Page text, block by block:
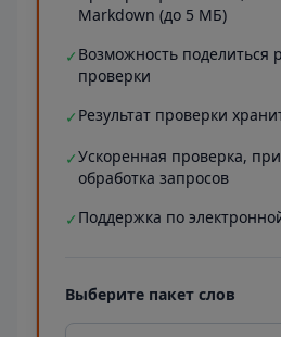
Markdown (до 5 МБ)
✓ Возможность поделиться
проверки
✓ Результат проверки
✓Ускоренная проверка,
обработка запросов
✓ Поддержка по
Выберите пакет слов